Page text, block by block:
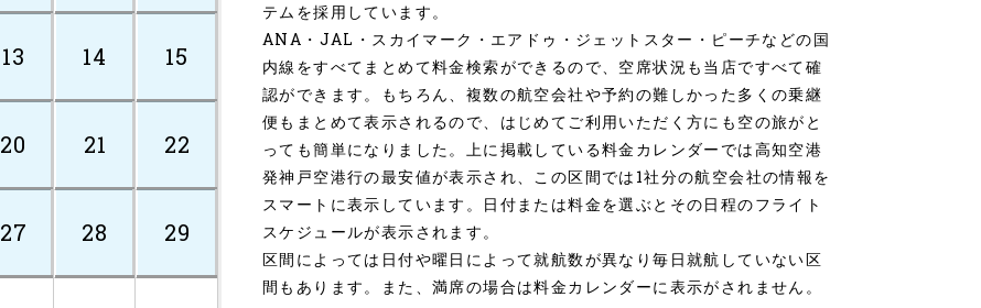
13 14 15
20 21 22
27 28 29
テムを採用しています。
ANA・JAL・スカイマーク・エアドゥ・ジェットスター・ピーチなどの国
内線をすべてまとめて料金検索ができるので、空席状況も当店ですべて確
認ができます。もちろん、複数の航空会社や予約の難しかった多くの乗継
便もまとめて表示されるので、はじめてご利用いただく方にも空の旅がと
っても簡単になりました。上に掲載している料金カレンダーでは高知空港
発神戸空港行の最安値が表示され、この区間では1社分の航空会社の情報を
スマートに表示しています。日付または料金を選ぶとその日程のフライト
スケジュールが表示されます。
区間によっては日付や曜日によって就航数が異なり毎日就航していない区
間もあります。また、満席の場合は料金カレンダーに表示がされません。